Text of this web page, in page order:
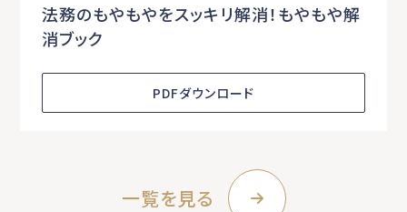
法務のもやもやをスッキリ解消！もやもや解
消ブック
PDFダウンロード
一覧を見る